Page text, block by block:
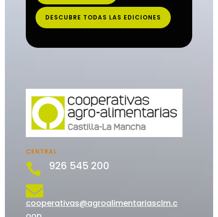
DESCUBRE TODAS LAS EDICIONES
CENTRAL
 926 545 200

cooperativas@agroalimentariasclm.c